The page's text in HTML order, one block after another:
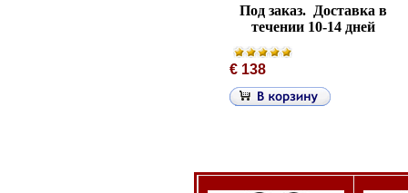
Под заказ. Доставка в
течении 10-14 дней
€ 138